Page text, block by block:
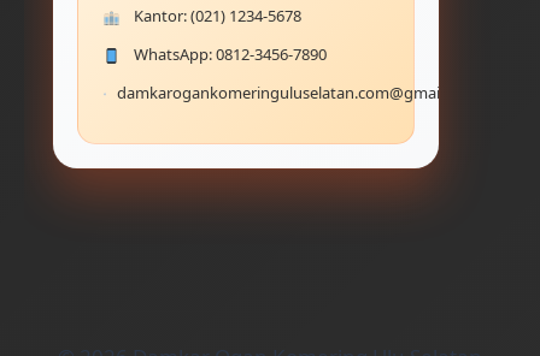
Kantor: (021) 1234-5678
WhatsApp: 0812-3456-7890
damkarogankomeringuluselatan.com@gmail.com